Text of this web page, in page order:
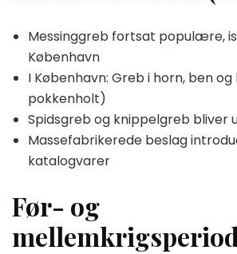
Messinggreb fortsat populære,
København
I København: Greb i horn, ben
pokkenholt)
Spidsgreb og knippelgreb bliver
Massefabrikerede beslag
katalogvarer
Før- og